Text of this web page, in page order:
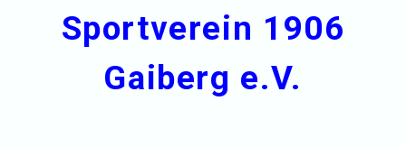
Sportverein 1906
Gaiberg e.V.